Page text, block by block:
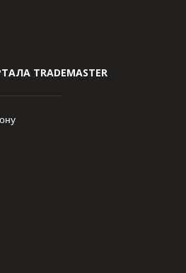
TRADEMASTER